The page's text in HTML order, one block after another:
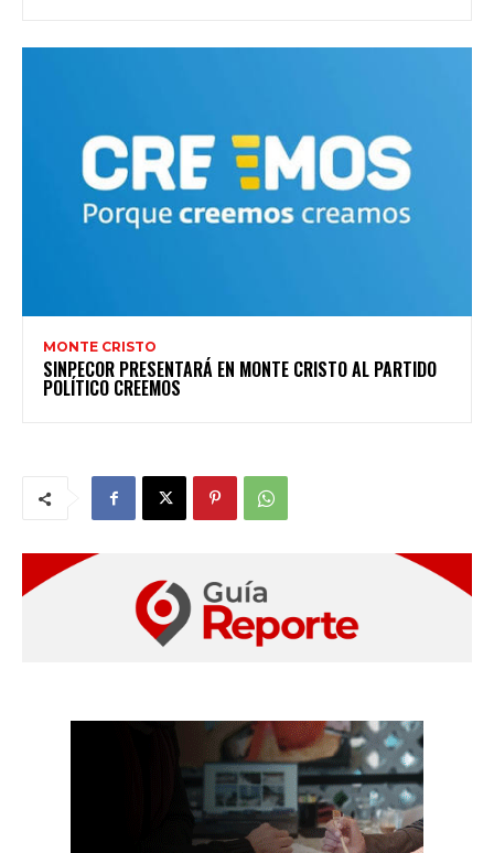
MONTE CRISTO
SINPECOR PRESENTARÁ EN MONTE CRISTO AL PARTIDO
POLÍTICO CREEMOS